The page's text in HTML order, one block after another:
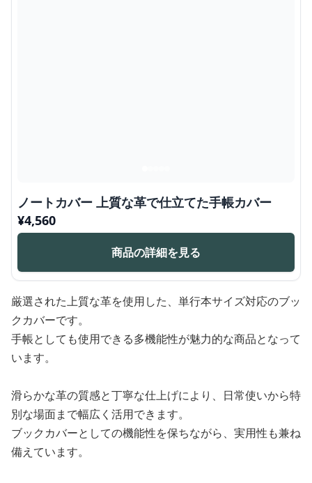
ノートカバー 上質な革で仕立てた手帳カバー
¥4,560
商品の詳細を見る
厳選された上質な革を使用した、単行本サイズ対応のブッ
クカバーです。
手帳としても使用できる多機能性が魅力的な商品となって
います。
滑らかな革の質感と丁寧な仕上げにより、日常使いから特
別な場面まで幅広く活用できます。
ブックカバーとしての機能性を保ちながら、実用性も兼ね
備えています。